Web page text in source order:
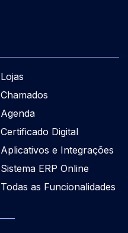
Lojas
Chamados
Agenda
Certificado Digital
Aplicativos e Integrações
Sistema ERP Online
Todas as Funcionalidades